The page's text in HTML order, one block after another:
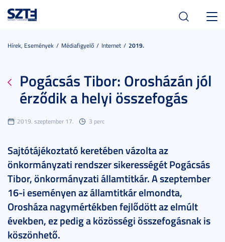
Hírek, Események Médiafigyelő Internet 2019.
Pogácsás Tibor: Orosházán jól
érződik a helyi összefogás
2019. szeptember 17. 3 perc
Sajtótájékoztató keretében vázolta az
önkormányzati rendszer sikerességét Pogácsás
Tibor, önkormányzati államtitkár. A szeptember
16-i eseményen az államtitkár elmondta,
Orosháza nagymértékben fejlődött az elmúlt
években, ez pedig a közösségi összefogásnak is
köszönhető.